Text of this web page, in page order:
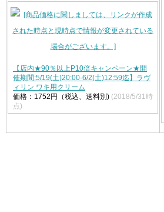
【店内★90％以上P10倍キャンペーン★開
催期間:5/19(土)20:00-6/2(土)12:59迄】ラヴ
ィリン ワキ用クリーム
価格：1752円（税込、送料別) (2018/5/31時
点)